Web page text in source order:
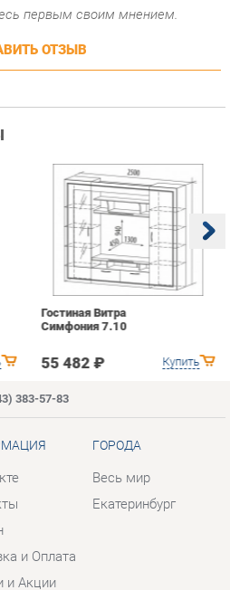
Купить
Гостиная Витра
Симфония 7.10
55 482 ₽
383-57-83
Акции
ГОРОДА